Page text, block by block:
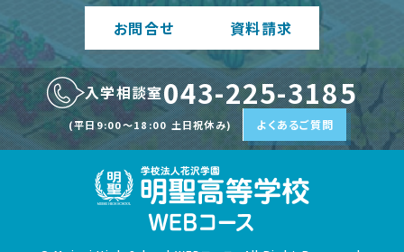
お問合せ 資料請求
入学相談室043-225-3185
(平日9:00〜18:00 土日祝休み) よくあるご質問